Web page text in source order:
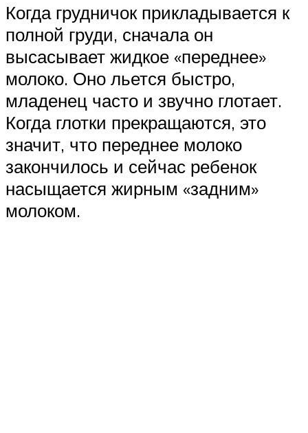
Когда грудничок прикладывается к
полной груди, сначала он
высасывает жидкое «переднее»
молоко. Оно льется быстро,
младенец часто и звучно глотает.
Когда глотки прекращаются, это
значит, что переднее молоко
закончилось и сейчас ребенок
насыщается жирным «задним»
молоком.